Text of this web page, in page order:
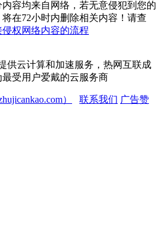
容均来自网络，若无意侵犯到您的
在72小时内删除相关内容！请查
权网络内容的流程
供云计算和加速服务，热网互联成
受用户爱戴的云服务商
） 联系我们 广告赞